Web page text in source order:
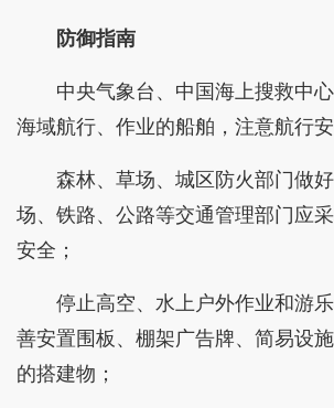
防御指南
中央气象台、中国海上搜救中
海域航行、作业的船舶，注意航行安
森林、草场、城区防火部门做
场、铁路、公路等交通管理部门应
安全；
停止高空、水上户外作业和游
善安置围板、棚架广告牌、简易设
的搭建物；